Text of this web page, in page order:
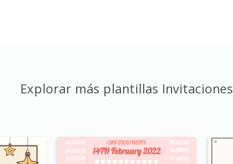
Explorar más plantillas Invitaciones